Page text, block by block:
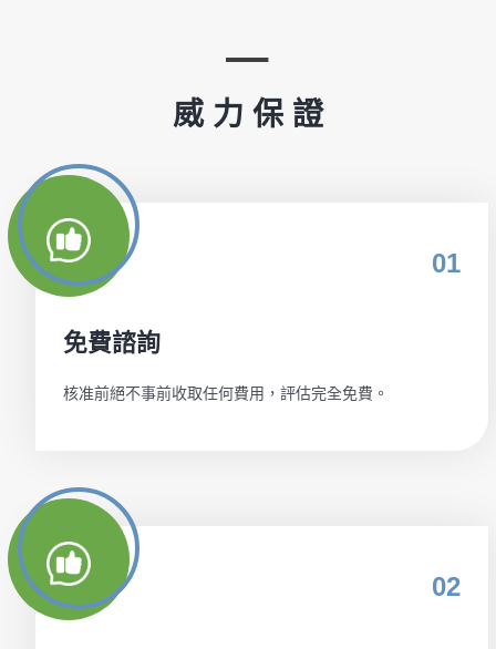
威 力 保 證
01
免費諮詢
核准前絕不事前收取任何費用，評估完全免費。
02